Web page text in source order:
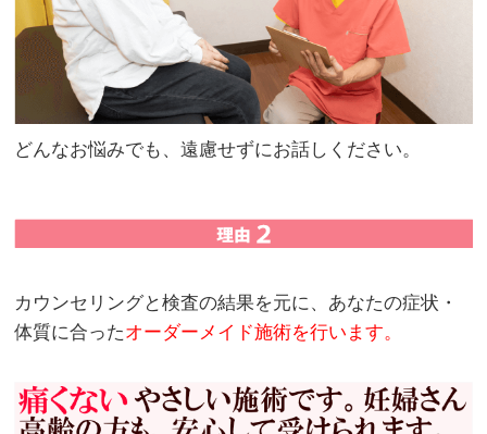
どんなお悩みでも、遠慮せずにお話しください。
カウンセリングと検査の結果を元に、あなたの症状・
体質に合ったオーダーメイド施術を行います。